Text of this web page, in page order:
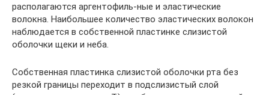
располагаются аргентофиль-ные и эластические
волокна. Наибольшее количество эластических волокон
наблюдается в собственной пластинке слизистой
оболочки щеки и неба.
Собственная пластинка слизистой оболочки рта без
резкой границы переходит в подслизистый слой